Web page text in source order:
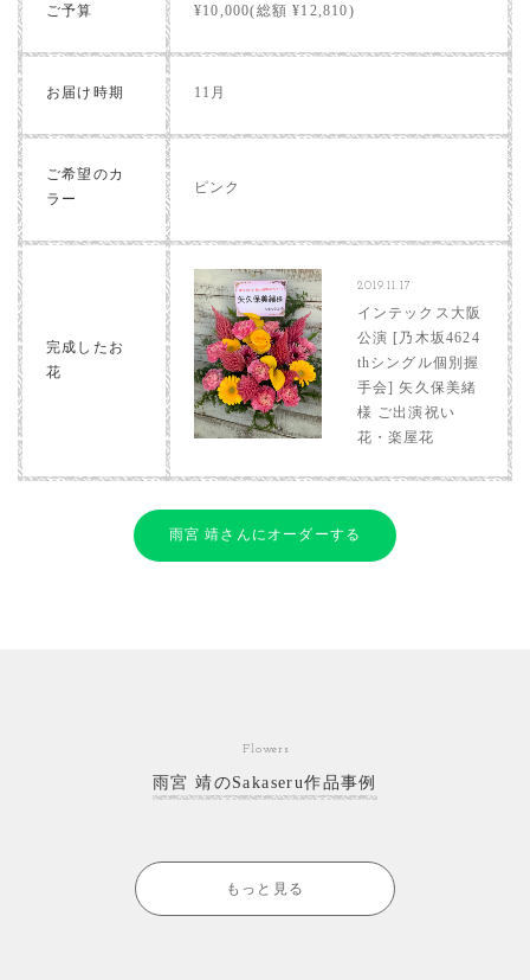
ご予算 ¥10,000(総額 ¥12,810)
お届け時期 11月
ご希望のカ
ラー
ピンク
完成したお
花
2019.11.17
インテックス大阪
公演 [乃木坂4624
thシングル個別握
手会] 矢久保美緒
様 ご出演祝い
花・楽屋花
雨宮 靖さんにオーダーする
Flowers
雨宮 靖のSakaseru作品事例
もっと見る